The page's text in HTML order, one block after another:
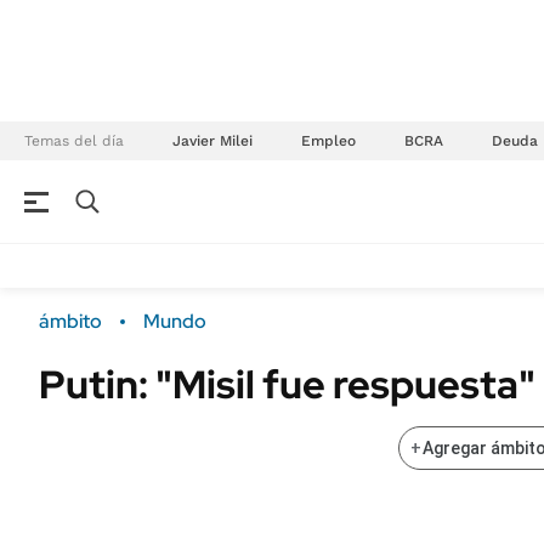
Temas del día Javier Milei Empleo BCRA Deuda
Campo Sustentabilidad
ENERGY REPORT
ámbito Mundo
Putin: "Misil fue respuesta"
+Agregar